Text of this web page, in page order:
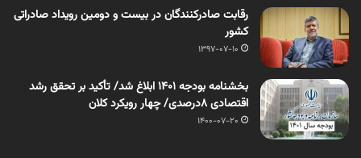
رقابت صادرکنندگان در بیست و دومین رویداد صادراتی
کشور
1397-07-10
بخشنامه بودجه ۱۴۰۱ ابلاغ شد/ تأکید بر تحقق رشد
اقتصادی ۸درصدی/ چهار رویکرد کلان
1400-07-20